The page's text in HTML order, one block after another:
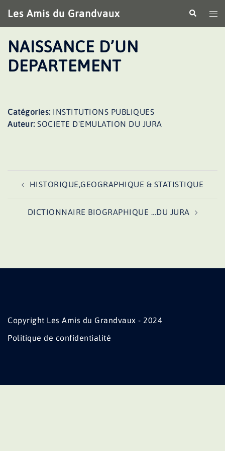
au
contenu
Les Amis du Grandvaux
le
NAISSANCE D’UN
DEPARTEMENT
Catégories: INSTITUTIONS PUBLIQUES
Auteur: SOCIETE D'EMULATION DU JURA
d’article
HISTORIQUE,GEOGRAPHIQUE & STATISTIQUE
DICTIONNAIRE BIOGRAPHIQUE …DU JURA
Copyright Les Amis du Grandvaux - 2024
Politique de confidentialité